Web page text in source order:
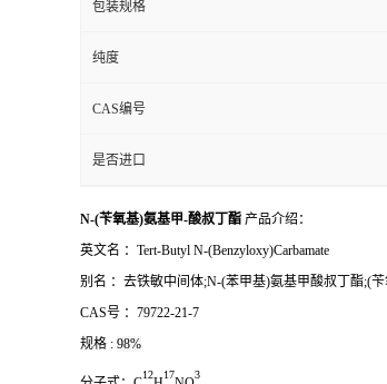
包装规格
纯度
CAS编号
是否进口
N-(苄氧基)氨基甲-酸叔丁酯 产品介绍：
英文名 ： Tert-Butyl N-(Benzyloxy)Carbamate
别名 ： 去铁敏中间体;N-(苯甲基)氨基甲酸叔丁酯;(苄
CAS号 ： 79722-21-7
规格 : 98%
12 17 3